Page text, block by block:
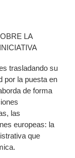
LA
trasladando su
por la puesta en
de forma
las
europeas: la
que